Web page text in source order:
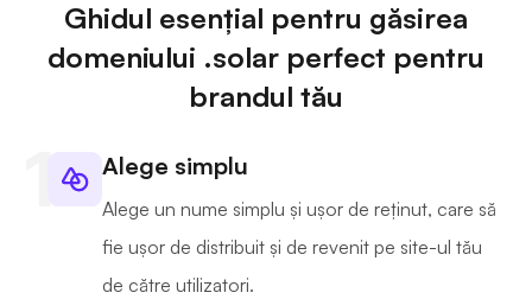
Ghidul esențial pentru găsirea
domeniului .solar perfect pentru
brandul tău
Alege simplu
Alege un nume simplu și ușor de reținut, care să
fie ușor de distribuit și de revenit pe site-ul tău
de către utilizatori.